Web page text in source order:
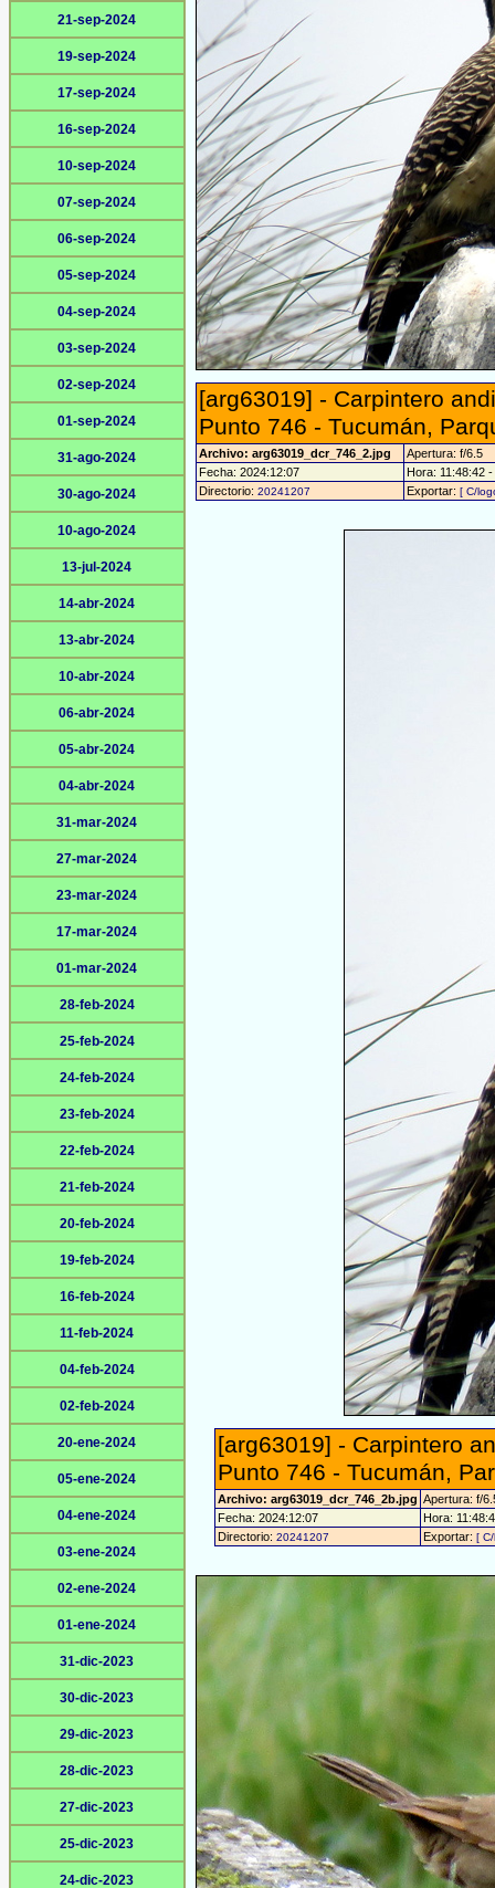
21-sep-2024
19-sep-2024
17-sep-2024
16-sep-2024
10-sep-2024
07-sep-2024
06-sep-2024
05-sep-2024
04-sep-2024
03-sep-2024
02-sep-2024
01-sep-2024
31-ago-2024
30-ago-2024
10-ago-2024
13-jul-2024
14-abr-2024
13-abr-2024
10-abr-2024
06-abr-2024
05-abr-2024
04-abr-2024
31-mar-2024
27-mar-2024
23-mar-2024
17-mar-2024
01-mar-2024
28-feb-2024
25-feb-2024
24-feb-2024
23-feb-2024
22-feb-2024
21-feb-2024
20-feb-2024
19-feb-2024
16-feb-2024
11-feb-2024
04-feb-2024
02-feb-2024
20-ene-2024
05-ene-2024
04-ene-2024
03-ene-2024
02-ene-2024
01-ene-2024
31-dic-2023
30-dic-2023
29-dic-2023
28-dic-2023
27-dic-2023
25-dic-2023
24-dic-2023
[arg63019] - Carpintero
Punto 746 - Tucumán,
Archivo: arg63019_dcr_746_2.jpg
Apertura: f/6.5
Fecha: 2024:12:07
Hora: 11:48:42
Directorio: 20241207 Exportar: [ C/
[arg63019] - Carpintero
Punto 746 - Tucumán,
Archivo: arg63019_dcr_746_2b.jpg Apertura: f/
Fecha: 2024:12:07
Hora:
Directorio: 20241207 Exportar: [